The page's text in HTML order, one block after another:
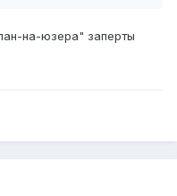
на-юзера" заперты